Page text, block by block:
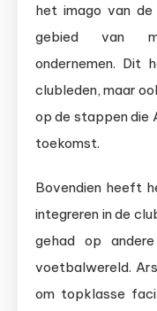
het imago van
gebied van
ondernemen. Dit
clubleden, maar
op de stappen die
toekomst.
Bovendien heeft
integreren in de
gehad op
voetbalwereld.
om topklasse